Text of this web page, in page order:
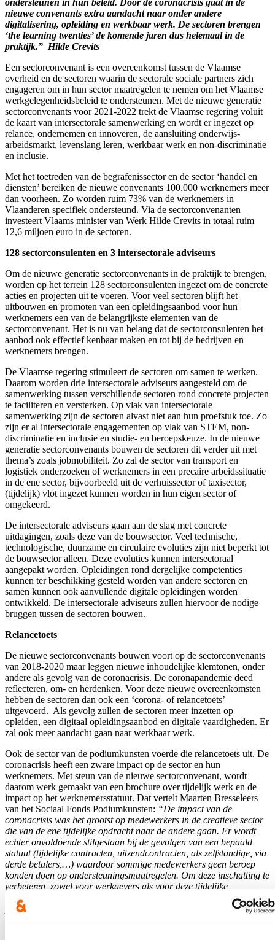
ondersteunen in hun beleid. Door de coronacrisis gaat in de
nieuwe convenants extra aandacht naar onder andere
digitalisering, opleiding en werkbaar werk. De sectoren brengen
‘the learning twenties’ de komende jaren dus helemaal in de
praktijk.” Hilde Crevits
Een sectorconvenant is een overeenkomst tussen de Vlaamse
overheid en de sectoren waarin de sectorale sociale partners zich
engageren om in hun sector maatregelen te nemen om het Vlaamse
werkgelegenheidsbeleid te ondersteunen. Met de nieuwe generatie
sectorconvenants voor 2021-2022 trekt de Vlaamse regering voluit
de kaart van intersectorale samenwerking en wordt er ingezet op
relance, ondernemen en innoveren, de aansluiting onderwijs-
arbeidsmarkt, levenslang leren, werkbaar werk en non-discriminatie
en inclusie.
Met het toetreden van de begrafenissector en de sector ‘handel en
diensten’ bereiken de nieuwe convenants 100.000 werknemers meer
dan voorheen. Zo worden ruim 73% van de werknemers in
Vlaanderen specifiek ondersteund. Via de sectorconvenanten
investeert Vlaams minister van Werk Hilde Crevits in totaal ruim
12,6 miljoen euro in de sectoren.
128 sectorconsulenten en 3 intersectorale adviseurs
Om de nieuwe generatie sectorconvenants in de praktijk te brengen,
worden op het terrein 128 sectorconsulenten ingezet om de concrete
acties en projecten uit te voeren. Voor veel sectoren blijft het
uitbouwen en promoten van een opleidingsaanbod voor hun
werknemers een van de belangrijkste elementen van de
sectorconvenant. Het is nu van belang dat de sectorconsulenten het
aanbod ook effectief kenbaar maken en tot bij de bedrijven en
werknemers brengen.
De Vlaamse regering stimuleert de sectoren om samen te werken.
Daarom worden drie intersectorale adviseurs aangesteld om de
samenwerking tussen verschillende sectoren rond concrete projecten
te faciliteren en versterken. Op vlak van intersectorale
samenwerking zijn de sectoren alvast niet aan hun proefstuk toe. Zo
zijn er al intersectorale engagementen op vlak van STEM, non-
discriminatie en inclusie en studie- en beroepskeuze. In de nieuwe
generatie sectorconvenants bouwen de sectoren dit verder uit met
thema’s zoals jobmobiliteit. Zo zal de sector van transport en
logistiek onderzoeken of werknemers in een precaire arbeidssituatie
in de ene sector, bijvoorbeeld uit de verhuissector of taxisector,
(tijdelijk) vlot ingezet kunnen worden in hun eigen sector of
omgekeerd.
De intersectorale adviseurs gaan aan de slag met concrete
uitdagingen, zoals deze van de bouwsector. Veel technische,
technologische, duurzame en circulaire evoluties zijn niet beperkt tot
de bouwsector alleen. Deze evoluties kunnen intersectoraal
aangepakt worden. Opleidingen rond dergelijke competenties
kunnen ter beschikking gesteld worden van andere sectoren en
samen kunnen ook aanvullende digitale opleidingen worden
ontwikkeld. De intersectorale adviseurs zullen hiervoor de nodige
bruggen tussen de sectoren bouwen.
Relancetoets
De nieuwe sectorconvenants bouwen voort op de sectorconvenants
van 2018-2020 maar leggen nieuwe inhoudelijke klemtonen, onder
andere als gevolg van de coronacrisis. De coronapandemie deed
reflecteren, om- en herdenken. Voor deze nieuwe overeenkomsten
hebben de sectoren dan ook een ‘corona- of relancetoets’
uitgevoerd. Als gevolg zullen de sectoren meer inzetten op
opleiden, een digitaal opleidingsaanbod en digitale vaardigheden. Er
zal ook meer aandacht gaan naar werkbaar werk.
Ook de sector van de podiumkunsten voerde die relancetoets uit. De
coronacrisis heeft een zware impact op de sector en hun
werknemers. Met steun van de nieuwe sectorconvenant, wordt
daarom werk gemaakt van een brochure over tijdelijk werk en de
impact op het werknemersstatuut. Dat vertelt Maarten Bresseleers
van het Sociaal Fonds Podiumkunsten: “De impact van de
coronacrisis was het grootst op medewerkers in de creatieve sector
die van de ene tijdelijke opdracht naar de andere gaan. Er wordt
echter onvoldoende stilgestaan bij de gevolgen van een bepaald
statuut (tijdelijke contracten, uitzendcontracten, als zelfstandige, via
derde betalers,…) waardoor sommige medewerkers geen beroep
konden doen op ondersteuningsmaatregelen. Om deze inschatting te
verbeteren, zowel voor werkgevers als voor deze tijdelijke
medewerkers, zullen de audiovisuele sector en de sector van
podiumkunsten en muziek samen met andere specifieke